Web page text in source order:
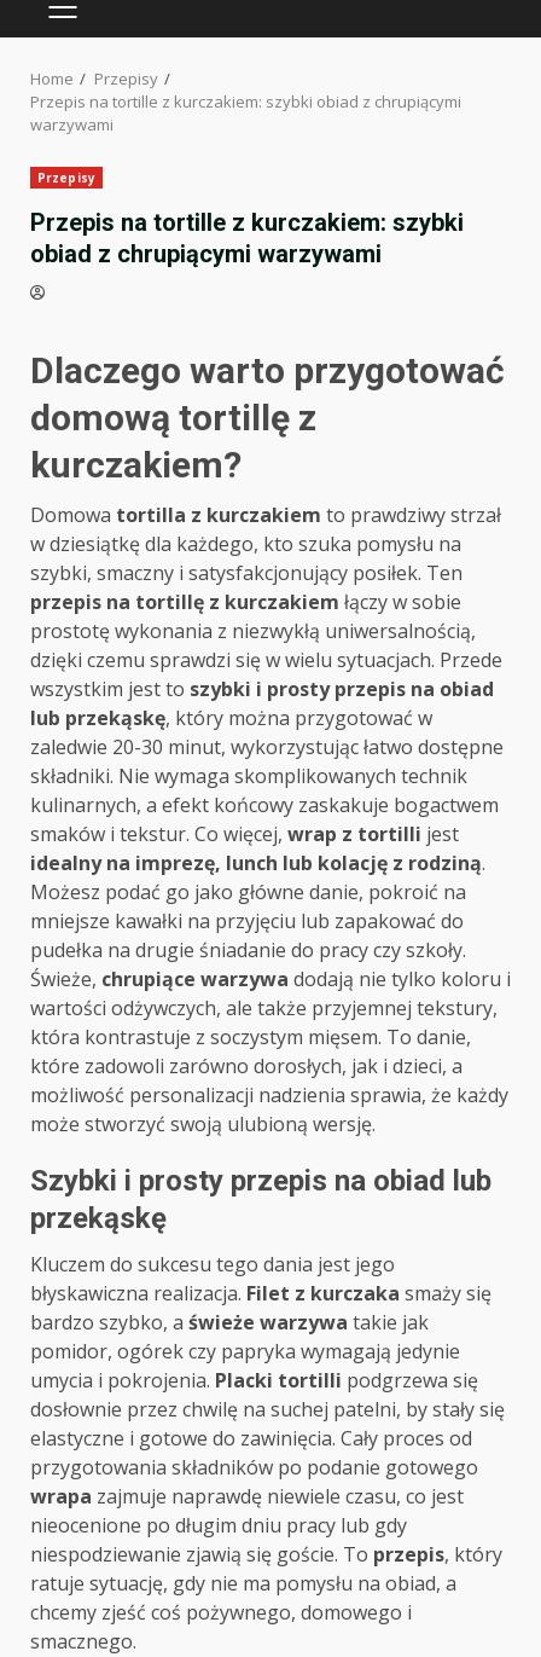
PRIMARY
Home
Przepisy
Przepis na tortille z kurczakiem: szybki obiad z chrupiącymi
warzywami
Przepisy
Przepis na tortille z kurczakiem: szybki
obiad z chrupiącymi warzywami
Dlaczego warto przygotować
domową tortillę z
kurczakiem?
Domowa tortilla z kurczakiem to prawdziwy strzał
w dziesiątkę dla każdego, kto szuka pomysłu na
szybki, smaczny i satysfakcjonujący posiłek. Ten
przepis na tortillę z kurczakiem łączy w sobie
prostotę wykonania z niezwykłą uniwersalnością,
dzięki czemu sprawdzi się w wielu sytuacjach. Przede
wszystkim jest to szybki i prosty przepis na obiad
lub przekąskę, który można przygotować w
zaledwie 20-30 minut, wykorzystując łatwo dostępne
składniki. Nie wymaga skomplikowanych technik
kulinarnych, a efekt końcowy zaskakuje bogactwem
smaków i tekstur. Co więcej, wrap z tortilli jest
idealny na imprezę, lunch lub kolację z rodziną.
Możesz podać go jako główne danie, pokroić na
mniejsze kawałki na przyjęciu lub zapakować do
pudełka na drugie śniadanie do pracy czy szkoły.
Świeże, chrupiące warzywa dodają nie tylko koloru i
wartości odżywczych, ale także przyjemnej tekstury,
która kontrastuje z soczystym mięsem. To danie,
które zadowoli zarówno dorosłych, jak i dzieci, a
możliwość personalizacji nadzienia sprawia, że każdy
może stworzyć swoją ulubioną wersję.
Szybki i prosty przepis na obiad lub
przekąskę
Kluczem do sukcesu tego dania jest jego
błyskawiczna realizacja. Filet z kurczaka smaży się
bardzo szybko, a świeże warzywa takie jak
pomidor, ogórek czy papryka wymagają jedynie
umycia i pokrojenia. Placki tortilli podgrzewa się
dosłownie przez chwilę na suchej patelni, by stały się
elastyczne i gotowe do zawinięcia. Cały proces od
przygotowania składników po podanie gotowego
wrapa zajmuje naprawdę niewiele czasu, co jest
nieocenione po długim dniu pracy lub gdy
niespodziewanie zjawią się goście. To przepis, który
ratuje sytuację, gdy nie ma pomysłu na obiad, a
chcemy zjeść coś pożywnego, domowego i
smacznego.